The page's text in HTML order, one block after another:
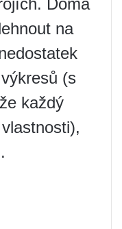
Doma
na
(s
každý